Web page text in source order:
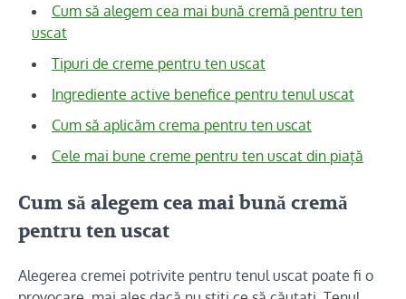
Cum să alegem cea mai bună cremă pentru ten
uscat
Tipuri de creme pentru ten uscat
Ingrediente active benefice pentru tenul uscat
Cum să aplicăm crema pentru ten uscat
Cele mai bune creme pentru ten uscat din piață
Cum să alegem cea mai bună cremă
pentru ten uscat
Alegerea cremei potrivite pentru tenul uscat poate fi o